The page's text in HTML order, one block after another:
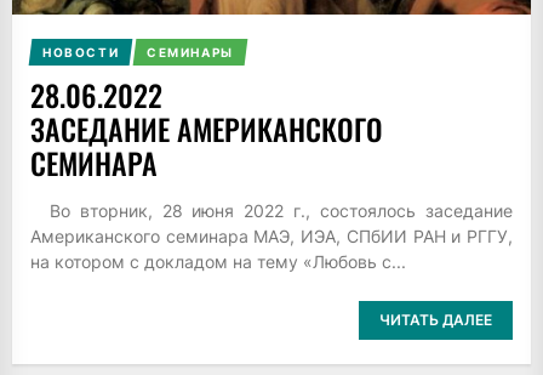
НОВОСТИ СЕМИНАРЫ
28.06.2022
ЗАСЕДАНИЕ АМЕРИКАНСКОГО
СЕМИНАРА
Во вторник, 28 июня 2022 г., состоялось заседание
Американского семинара МАЭ, ИЭА, СПбИИ РАН и РГГУ,
на котором с докладом на тему «Любовь с...
ЧИТАТЬ ДАЛЕЕ